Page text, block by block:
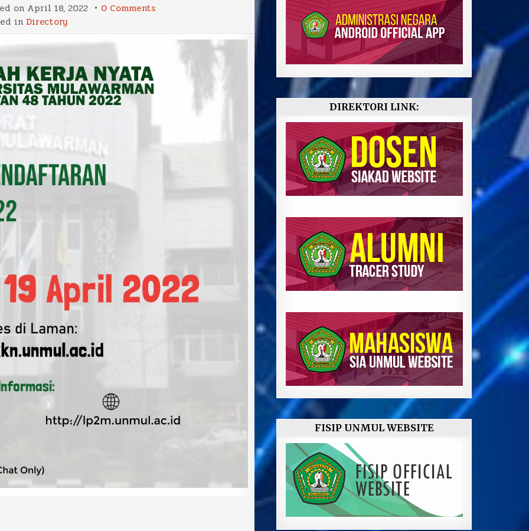
on April 18, 2022 0 Commentson
KKN
in Directory
DIREKTORI LINK:
FISIP UNMUL WEBSITE